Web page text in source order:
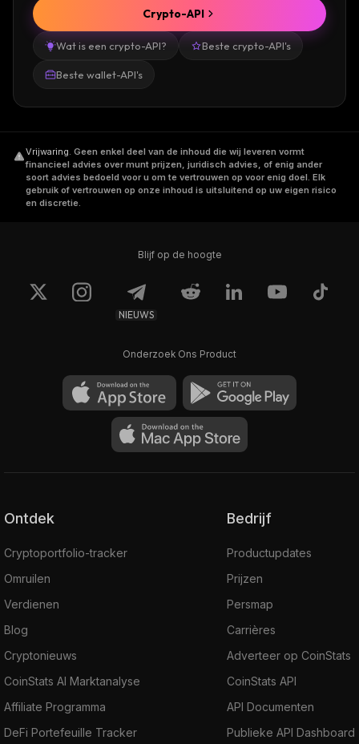
Wat is een crypto-API? Beste crypto-API's
Beste wallet-API's
Crypto-API
Vrijwaring. Geen enkel deel van de inhoud die wij leveren vormt
financieel advies over munt prijzen, juridisch advies, of enig ander
soort advies bedoeld voor u om te vertrouwen op voor enig doel. Elk
gebruik of vertrouwen op onze inhoud is uitsluitend op uw eigen risico
en discretie.
Blijf op de hoogte
NIEUWS
Onderzoek Ons Product
Ontdek
Cryptoportfolio-tracker
Omruilen
Verdienen
Blog
Cryptonieuws
CoinStats AI Marktanalyse
Affiliate Programma
DeFi Portefeuille Tracker
Bedrijf
Productupdates
Prijzen
Persmap
Carrières
Adverteer op CoinStats
CoinStats API
API Documenten
Publieke API Dashboard